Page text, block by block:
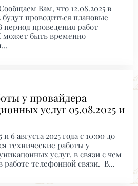
Вам, что 12.08.2025 в
будут проводиться плановые
период проведения работ
быть временно
у провайдера
услуг 05.08.2025 и
6 августа 2025 года с 10:00 до
технические работы у
услуг, в связи с чем
телефонной связи. В...